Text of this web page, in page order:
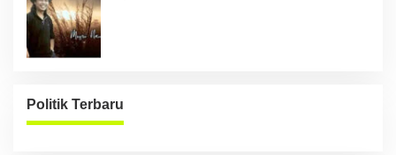
Politik Terbaru